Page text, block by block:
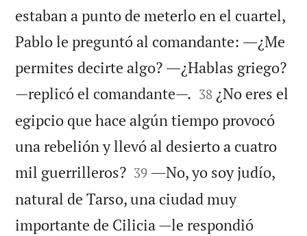
estaban a punto de meterlo en el cuartel,
Pablo le preguntó al comandante: ―¿Me
permites decirte algo? ―¿Hablas griego?
—replicó el comandante—. 

38 ¿No eres el
egipcio que hace algún tiempo provocó
una rebelión y llevó al desierto a cuatro
mil guerrilleros?
39 ―No, yo soy judío,
natural de Tarso, una ciudad muy
importante de Cilicia —le respondió